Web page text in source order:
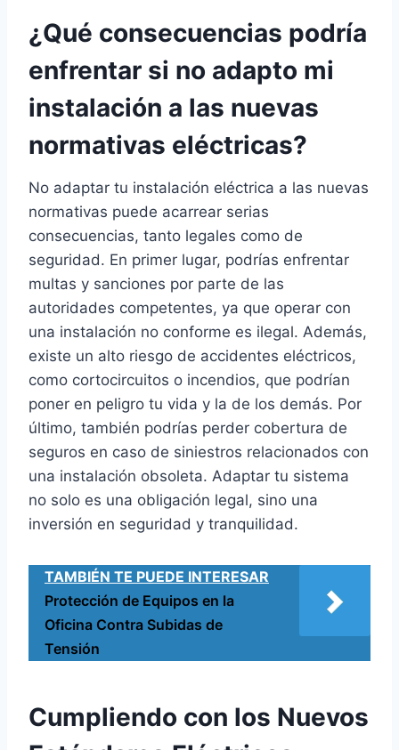
¿Qué consecuencias podría
enfrentar si no adapto mi
instalación a las nuevas
normativas eléctricas?
No adaptar tu instalación eléctrica a las nuevas
normativas puede acarrear serias
consecuencias, tanto legales como de
seguridad. En primer lugar, podrías enfrentar
multas y sanciones por parte de las
autoridades competentes, ya que operar con
una instalación no conforme es ilegal. Además,
existe un alto riesgo de accidentes eléctricos,
como cortocircuitos o incendios, que podrían
poner en peligro tu vida y la de los demás. Por
último, también podrías perder cobertura de
seguros en caso de siniestros relacionados con
una instalación obsoleta. Adaptar tu sistema
no solo es una obligación legal, sino una
inversión en seguridad y tranquilidad.
TAMBIÉN TE PUEDE INTERESAR
Protección de Equipos en la
Oficina Contra Subidas de
Tensión
Cumpliendo con los Nuevos